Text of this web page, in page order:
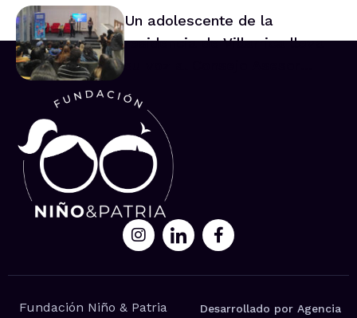
Un adolescente de la
residencia de Villarrica lleva
Fundación Niño & Patria
Desarrollado por Agencia